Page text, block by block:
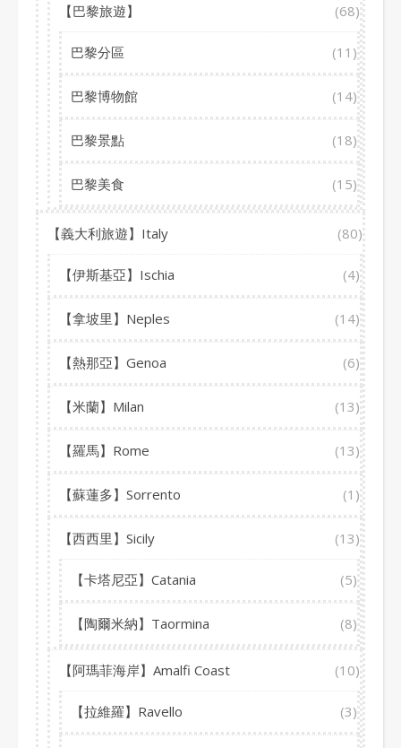
【巴黎旅遊】 (68)
巴黎分區 (11)
巴黎博物館 (14)
巴黎景點 (18)
巴黎美食 (15)
【義大利旅遊】Italy (80)
【伊斯基亞】Ischia (4)
【拿坡里】Neples (14)
【熱那亞】Genoa (6)
【米蘭】Milan (13)
【羅馬】Rome (13)
【蘇蓮多】Sorrento (1)
【西西里】Sicily (13)
【卡塔尼亞】Catania (5)
【陶爾米納】Taormina (8)
【阿瑪菲海岸】Amalfi Coast (10)
【拉維羅】Ravello (3)